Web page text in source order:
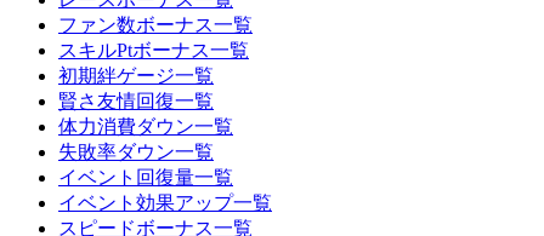
ファン数ボーナス一覧
スキルPtボーナス一覧
初期絆ゲージ一覧
賢さ友情回復一覧
体力消費ダウン一覧
失敗率ダウン一覧
イベント回復量一覧
イベント効果アップ一覧
スピードボーナス一覧